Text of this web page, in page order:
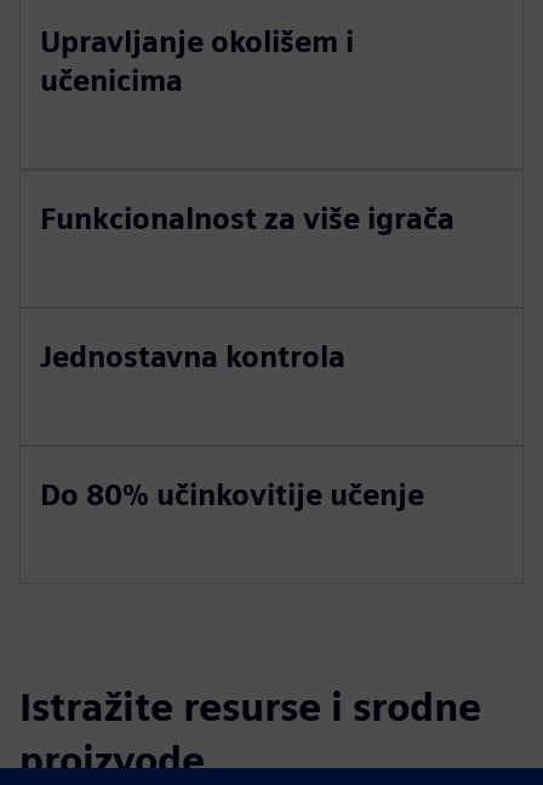
Upravljanje okolišem i
učenicima
Funkcionalnost za više igrača
Jednostavna kontrola
Do 80% učinkovitije učenje
Istražite resurse i srodne
proizvode